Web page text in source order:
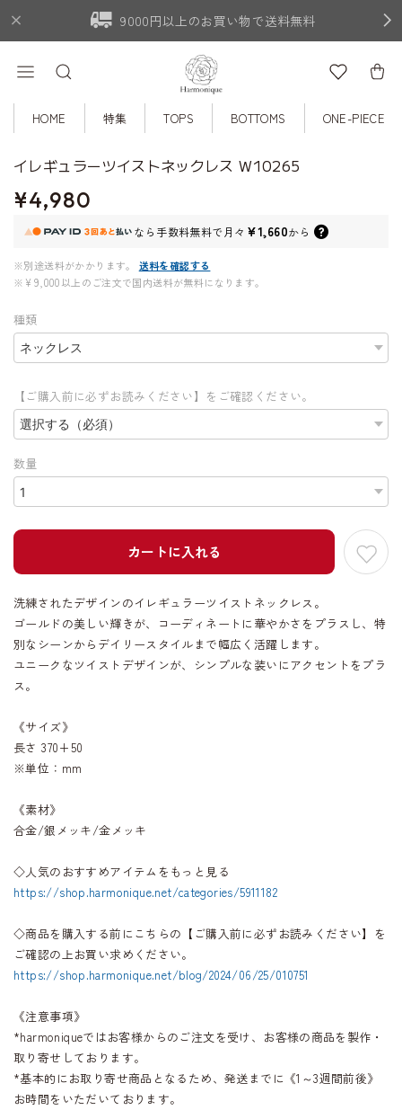
9000円以上のお買い物で送料無料
HOME 特集 TOPS BOTTOMS ONE-PIECE
イレギュラーツイストネックレス W10265
¥4,980
なら 手数料無料で月々 ¥1,660から
※別途送料がかかります。
送料を確認する
※¥9,000以上のご注文で国内送料が無料になります。
種類
【ご購入前に必ずお読みください】をご確認ください。
数量
カートに入れる
洗練されたデザインのイレギュラーツイストネックレス。
ゴールドの美しい輝きが、コーディネートに華やかさをプラスし、特
別なシーンからデイリースタイルまで幅広く活躍します。
ユニークなツイストデザインが、シンプルな装いにアクセントをプラ
ス。
《サイズ》
長さ 370+50
※単位：mm
《素材》
合金/銀メッキ/金メッキ
◇人気のおすすめアイテムをもっと見る
https://shop.harmonique.net/categories/5911182
◇商品を購入する前にこちらの【ご購入前に必ずお読みください】を
ご確認の上お買い求めください。
https://shop.harmonique.net/blog/2024/06/25/010751
《注意事項》
*harmoniqueではお客様からのご注文を受け、お客様の商品を製作・
取り寄せしております。
*基本的にお取り寄せ商品となるため、発送までに《1～3週間前後》
お時間をいただいております。